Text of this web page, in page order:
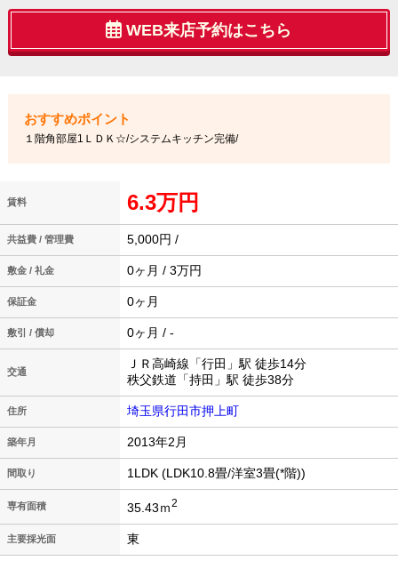
WEB来店予約はこちら
１階角部屋1ＬＤＫ☆/システムキッチン完備/
賃料 6.3万円
共益費 / 管理費 5,000円 /
敷金 / 礼金 0ヶ月 / 3万円
保証金 0ヶ月
敷引 / 償却 0ヶ月 / -
交通
ＪＲ高崎線「行田」駅 徒歩14分
秩父鉄道「持田」駅 徒歩38分
住所 埼玉県行田市押上町
築年月 2013年2月
間取り 1LDK (LDK10.8畳/洋室3畳(*階))
専有面積 35.43ｍ2
主要採光面 東